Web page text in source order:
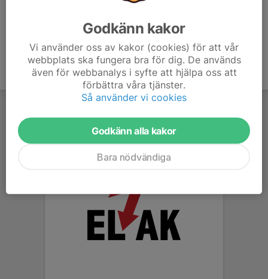
Godkänn kakor
Vi använder oss av kakor (cookies) för att vår
webbplats ska fungera bra för dig. De används
även för webbanalys i syfte att hjälpa oss att
förbättra våra tjänster.
Så använder vi cookies
Godkänn alla kakor
Bara nödvändiga